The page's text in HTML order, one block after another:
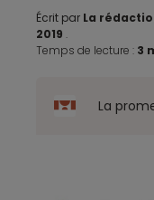
Écrit par La
2019 .
Temps de lecture : 3
La